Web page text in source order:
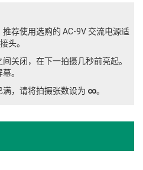
荐使用选购的 AC-9V 交流电源适
头。
关闭，在下一拍摄几秒前亮起。
。
，请将拍摄张数设为 ∞。